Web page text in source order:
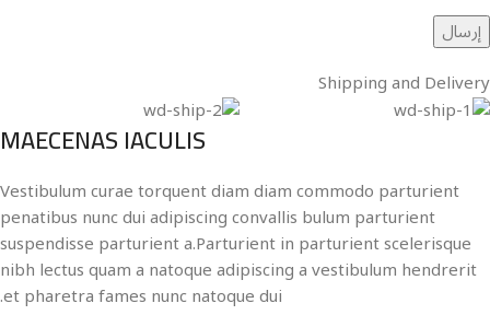
Shipping and Delivery
MAECENAS IACULIS
Vestibulum curae torquent diam diam commodo parturient
penatibus nunc dui adipiscing convallis bulum parturient
suspendisse parturient a.Parturient in parturient scelerisque
nibh lectus quam a natoque adipiscing a vestibulum hendrerit
et pharetra fames nunc natoque dui.